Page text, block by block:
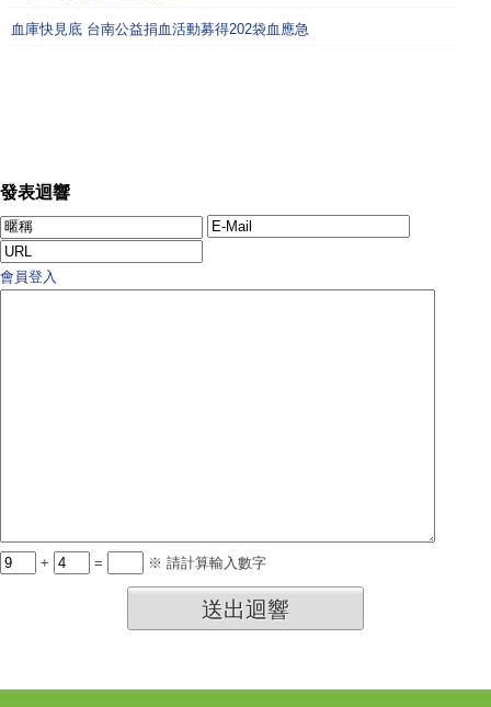
血庫快見底 台南公益捐血活動募得202袋血應急
發表迴響
會員登入
+ = ※ 請計算輸入數字
送出迴響